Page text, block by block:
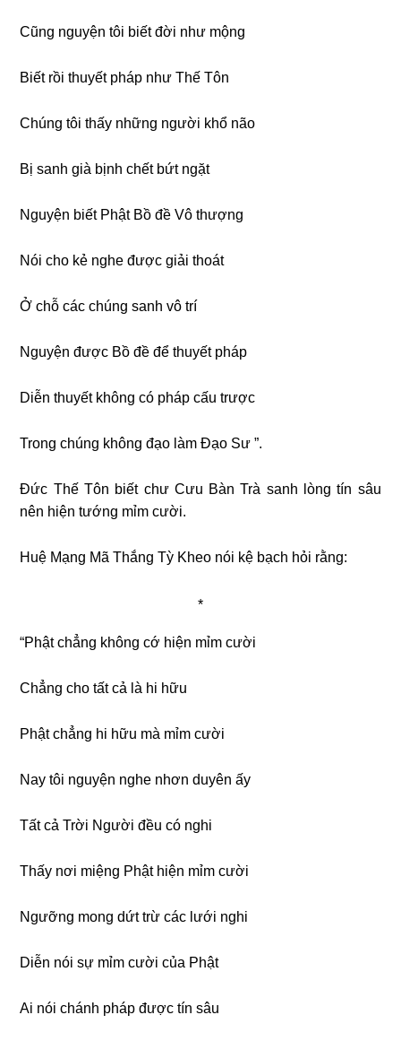
Cũng nguyện tôi biết đời như mộng
Biết rồi thuyết pháp như Thế Tôn
Chúng tôi thấy những người khổ não
Bị sanh già bịnh chết bứt ngặt
Nguyện biết Phật Bồ đề Vô thượng
Nói cho kẻ nghe được giải thoát
Ở chỗ các chúng sanh vô trí
Nguyện được Bồ đề để thuyết pháp
Diễn thuyết không có pháp cấu trược
Trong chúng không đạo làm Ðạo Sư ”.
Ðức Thế Tôn biết chư Cưu Bàn Trà sanh lòng tín sâu
nên hiện tướng mỉm cười.
Huệ Mạng Mã Thắng Tỳ Kheo nói kệ bạch hỏi rằng:
*
“Phật chẳng không cớ hiện mỉm cười
Chẳng cho tất cả là hi hữu
Phật chẳng hi hữu mà mỉm cười
Nay tôi nguyện nghe nhơn duyên ấy
Tất cả Trời Người đều có nghi
Thấy nơi miệng Phật hiện mỉm cười
Ngưỡng mong dứt trừ các lưới nghi
Diễn nói sự mỉm cười của Phật
Ai nói chánh pháp được tín sâu